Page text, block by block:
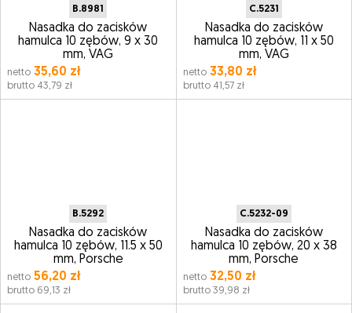
B.8981
Nasadka do zacisków
hamulca 10 zębów, 9 x 30
mm, VAG
netto 35,60 zł
brutto 43,79 zł
C.5231
Nasadka do zacisków
hamulca 10 zębów, 11 x 50
mm, VAG
netto33,80 zł
brutto 41,57 zł
B.5292
Nasadka do zacisków
hamulca 10 zębów, 11.5 x 50
mm, Porsche
netto 56,20 zł
brutto 69,13 zł
C.5232-09
Nasadka do zacisków
hamulca 10 zębów, 20 x 38
mm, Porsche
netto32,50 zł
brutto 39,98 zł